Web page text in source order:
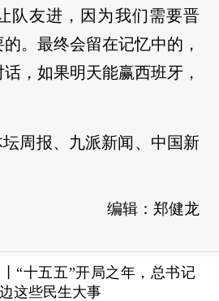
队友进，因为我们需要晋
。最终会留在记忆中的，
，如果明天能赢西班牙，
周报、九派新闻、中国新
编辑：郑健龙